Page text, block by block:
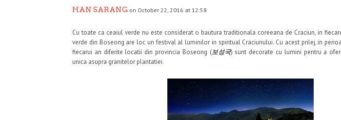
HAN SARANG on October 22, 2016 at 12:58
Cu toate ca ceaiul verde nu este considerat o bautura traditionala coreeana de Craciun, in
verde din Boseong are loc un festival al luminilor in spiritual Craciunului. Cu acest prilej, in
fiecarui an diferite locatii din provincia Boseong (보성국) sunt decorate cu lumini pentru a
unica asupra granitelor plantatiei.